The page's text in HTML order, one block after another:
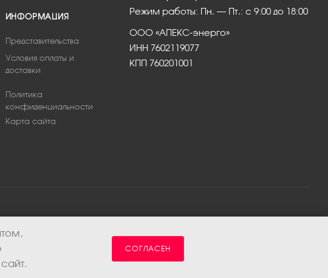
ИНФОРМАЦИЯ
Представительства
Условия оплаты и
доставки
Политика
конфиденциальности
Карта сайта
Режим работы: Пн. – Пт.: с 9:00 до 18:00
ООО «АПЕКС-энерго»
ИНН 7602119077
КПП 760201001
СОГЛАСЕН